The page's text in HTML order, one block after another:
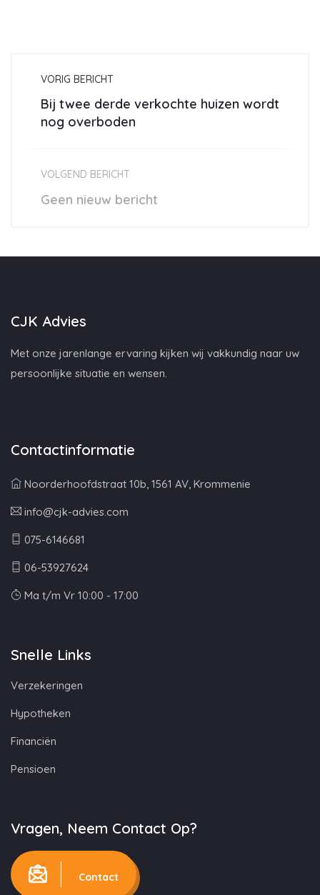
VORIG BERICHT
Bij twee derde verkochte huizen wordt
nog overboden
VOLGEND BERICHT
Geen nieuw bericht
CJK Advies
Met onze jarenlange ervaring kijken wij vakkundig naar uw
persoonlijke situatie en wensen.
Contactinformatie
Noorderhoofdstraat 10b, 1561 AV, Krommenie
info@cjk-advies.com
075-6146681
06-53927624
Ma t/m Vr 10:00 - 17:00
Snelle Links
Verzekeringen
Hypotheken
Financiën
Pensioen
Vragen, Neem Contact Op?
Contact